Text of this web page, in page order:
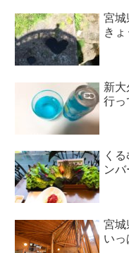
宮
き
新大
行っ
く
ンバ
宮
いっ